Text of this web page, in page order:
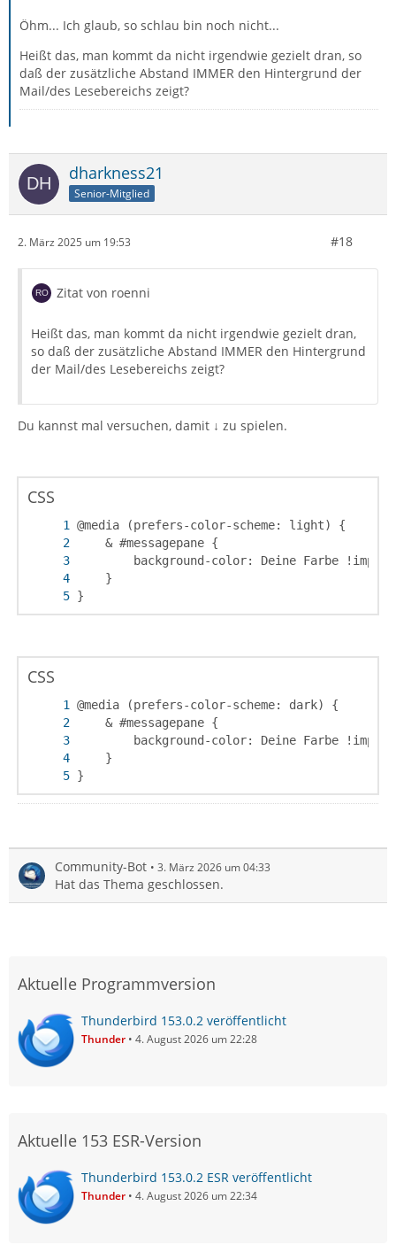
Öhm... Ich glaub, so schlau bin noch nicht...
Heißt das, man kommt da nicht irgendwie gezielt dran, so
daß der zusätzliche Abstand IMMER den Hintergrund der
Mail/des Lesebereichs zeigt?
dharkness21
Senior-Mitglied
2. März 2025 um 19:53 #18
Zitat von roenni
Heißt das, man kommt da nicht irgendwie gezielt dran,
so daß der zusätzliche Abstand IMMER den Hintergrund
der Mail/des Lesebereichs zeigt?
Du kannst mal versuchen, damit ↓ zu spielen.
CSS
}
CSS
}
Community-Bot 3. März 2026 um 04:33
Hat das Thema geschlossen.
Aktuelle Programmversion
Thunderbird 153.0.2 veröffentlicht
Thunder 4. August 2026 um 22:28
Aktuelle 153 ESR-Version
Thunderbird 153.0.2 ESR veröffentlicht
Thunder 4. August 2026 um 22:34